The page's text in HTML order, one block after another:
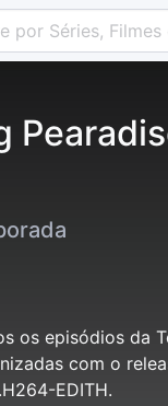
os episódios da
com o
EDITH.